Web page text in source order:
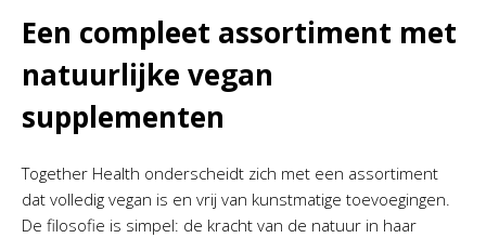
Een compleet assortiment met
natuurlijke vegan
supplementen
Together Health onderscheidt zich met een assortiment
dat volledig vegan is en vrij van kunstmatige toevoegingen.
De filosofie is simpel: de kracht van de natuur in haar